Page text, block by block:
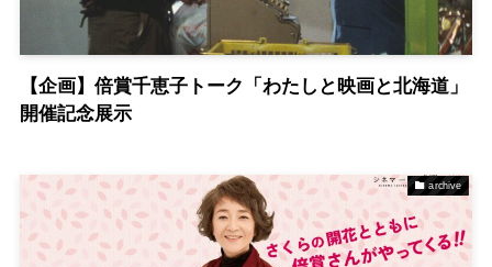
【企画】倍賞千恵子トーク「わたしと映画と北海道」
開催記念展示
archive